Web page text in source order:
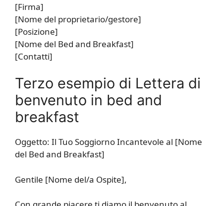
[Firma]
[Nome del proprietario/gestore]
[Posizione]
[Nome del Bed and Breakfast]
[Contatti]
Terzo esempio di Lettera di
benvenuto in bed and
breakfast
Oggetto: Il Tuo Soggiorno Incantevole al [Nome
del Bed and Breakfast]
Gentile [Nome del/a Ospite],